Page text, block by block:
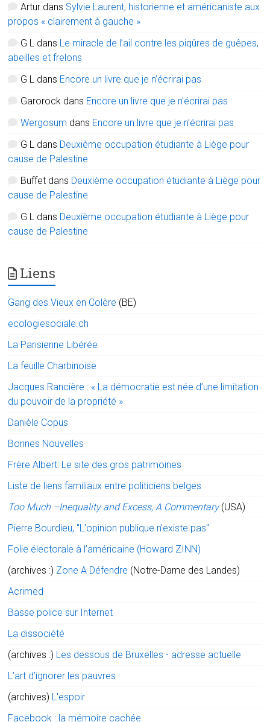
Artur dans Sylvie Laurent, historienne et américaniste aux
propos « clairement à gauche »
G L dans Le miracle de l’ail contre les piqûres de guêpes,
abeilles et frelons
G L dans Encore un livre que je n’écrirai pas
Garorock dans Encore un livre que je n’écrirai pas
Wergosum dans Encore un livre que je n’écrirai pas
G L dans Deuxième occupation étudiante à Liège pour
cause de Palestine
Buffet dans Deuxième occupation étudiante à Liège pour
cause de Palestine
G L dans Deuxième occupation étudiante à Liège pour
cause de Palestine
Liens
Gang des Vieux en Colère (BE)
ecologiesociale.ch
La Parisienne Libérée
La feuille Charbinoise
Jacques Rancière : « La démocratie est née d’une limitation
du pouvoir de la propriété »
Danièle Copus
Bonnes Nouvelles
Frère Albert: Le site des gros patrimoines
Liste de liens familiaux entre politiciens belges
Too Much –Inequality and Excess, A Commentary (USA)
Pierre Bourdieu, "L'opinion publique n'existe pas"
Folie électorale à l’américaine (Howard ZINN)
(archives :) Zone A Défendre (Notre-Dame des Landes)
Acrimed
Basse police sur Internet
La dissociété
(archives :) Les dessous de Bruxelles - adresse actuelle
L’art d’ignorer les pauvres
(archives) L'espoir
Facebook : la mémoire cachée